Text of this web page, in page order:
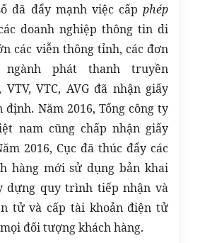
đã đẩy mạnh việc cấp phép
doanh nghiệp thông tin di
các viễn thông tỉnh, các đơn
phát thanh truyền
VTC, AVG đã nhận giấy
Năm 2016, Tổng công ty
nam cũng chấp nhận giấy
2016, Cục đã thúc đẩy các
hàng mới sử dụng bản khai
dựng quy trình tiếp nhận và
tử và cấp tài khoản điện tử
đối tượng khách hàng.